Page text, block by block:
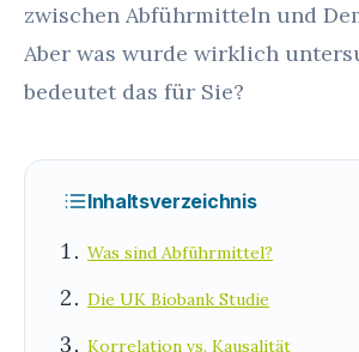
zwischen Abführmitteln und
Aber was wurde wirklich
bedeutet das für Sie?
Inhaltsverzeichnis
Was sind Abführmittel?
Die UK Biobank Studie
Korrelation vs. Kausalität